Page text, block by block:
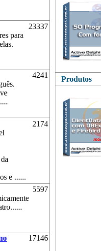
para
23337
4241
e ......
2174
5597
17146
Produtos